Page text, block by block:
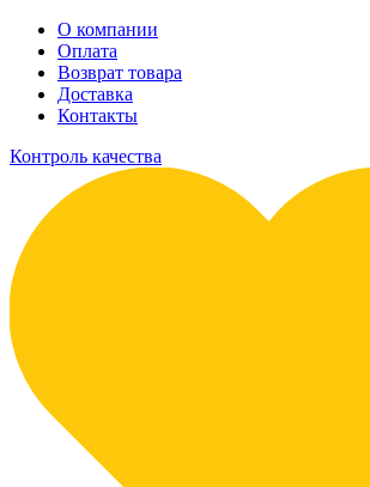
О компании
Оплата
Возврат товара
Доставка
Контакты
Контроль качества